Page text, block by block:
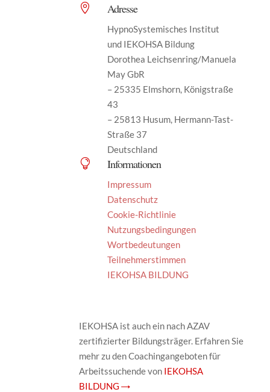
 Adresse
HypnoSystemisches Institut
und IEKOHSA Bildung
Dorothea Leichsenring/Manuela
May GbR
– 25335 Elmshorn, Königstraße
43
– 25813 Husum, Hermann-Tast-
Straße 37
Deutschland
 Informationen
Impressum
Datenschutz
Cookie-Richtlinie
Nutzungsbedingungen
Wortbedeutungen
Teilnehmerstimmen
IEKOHSA BILDUNG
IEKOHSA ist auch ein nach AZAV
zertifizierter Bildungsträger. Erfahren Sie
mehr zu den Coachingangeboten für
Arbeitssuchende von IEKOHSA
BILDUNG →